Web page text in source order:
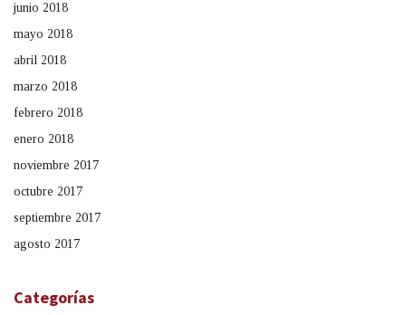
junio 2018
mayo 2018
abril 2018
marzo 2018
febrero 2018
enero 2018
noviembre 2017
octubre 2017
septiembre 2017
agosto 2017
Categorías